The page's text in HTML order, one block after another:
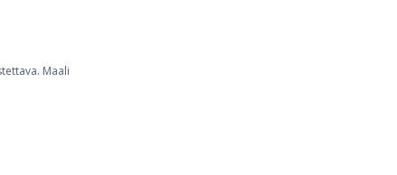
Maali